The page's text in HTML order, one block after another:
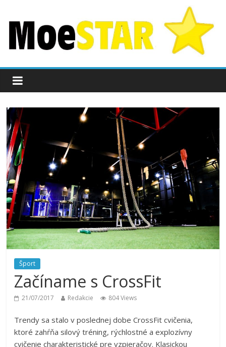
Šport
Začíname s CrossFit
21/07/2017 Redakcie 804 Views
Trendy sa stalo v poslednej dobe CrossFit cvičenia,
ktoré zahŕňa silový tréning, rýchlostné a explozívny
cvičenie charakteristické pre vzpieračov. Klasickou